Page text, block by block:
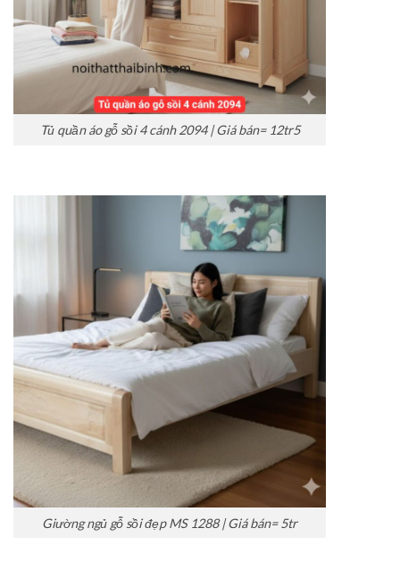
Tủ quần áo gỗ sồi 4 cánh 2094 | Giá bán= 12tr5
Giường ngủ gỗ sồi đẹp MS 1288 | Giá bán= 5tr